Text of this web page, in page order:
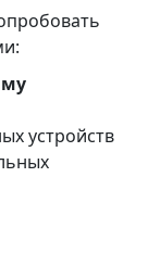
устройств